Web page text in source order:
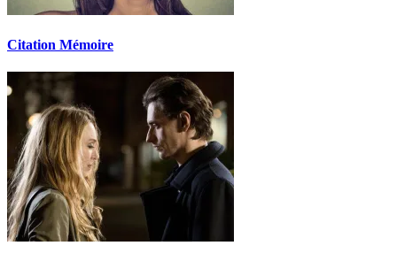
Citation Mémoire